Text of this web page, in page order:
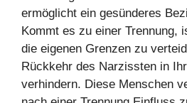
ermöglicht ein gesünderes
Kommt es zu einer Trennung,
die eigenen Grenzen zu
Rückkehr des Narzissten in
verhindern. Diese Menschen